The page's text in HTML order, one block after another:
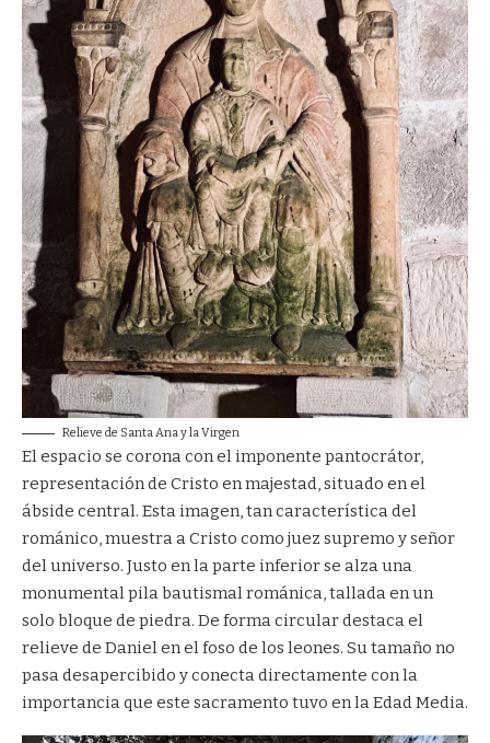
Relieve de Santa Ana y la Virgen
El espacio se corona con el imponente pantocrátor,
representación de Cristo en majestad, situado en el
ábside central. Esta imagen, tan característica del
románico, muestra a Cristo como juez supremo y señor
del universo. Justo en la parte inferior se alza una
monumental pila bautismal románica, tallada en un
solo bloque de piedra. De forma circular destaca el
relieve de Daniel en el foso de los leones. Su tamaño no
pasa desapercibido y conecta directamente con la
importancia que este sacramento tuvo en la Edad Media.